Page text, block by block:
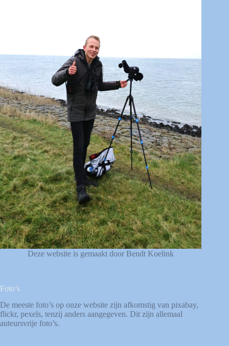
Deze website is gemaakt door Bendt Koelink
Foto’s
De meeste foto’s op onze website zijn afkomstig van pixabay,
flickr, pexels, tenzij anders aangegeven. Dit zijn allemaal
auteursvrije foto’s.